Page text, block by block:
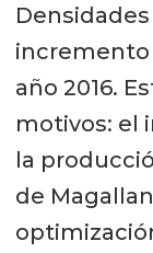
incremento
año 2016.
motivos: el
la
de